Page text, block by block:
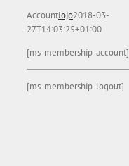
AccountJojo2018-03-
27T14:03:25+01:00
[ms-membership-account]
[ms-membership-logout]